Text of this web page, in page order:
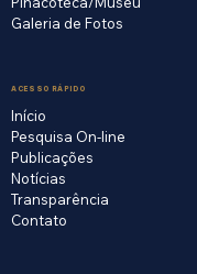
Galeria de Fotos
ACESSO RÁPIDO
Início
Pesquisa On-line
Publicações
Notícias
Transparência
Contato